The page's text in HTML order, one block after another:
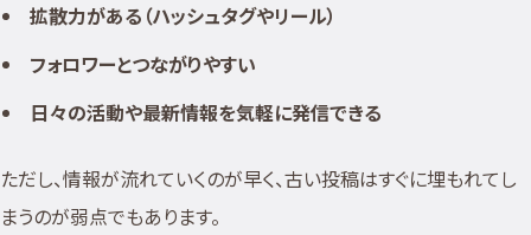
拡散力がある（ハッシュタグやリール）
フォロワーとつながりやすい
日々の活動や最新情報を気軽に発信できる
ただし、情報が流れていくのが早く、古い投稿はすぐに埋もれてし
まうのが弱点でもあります。